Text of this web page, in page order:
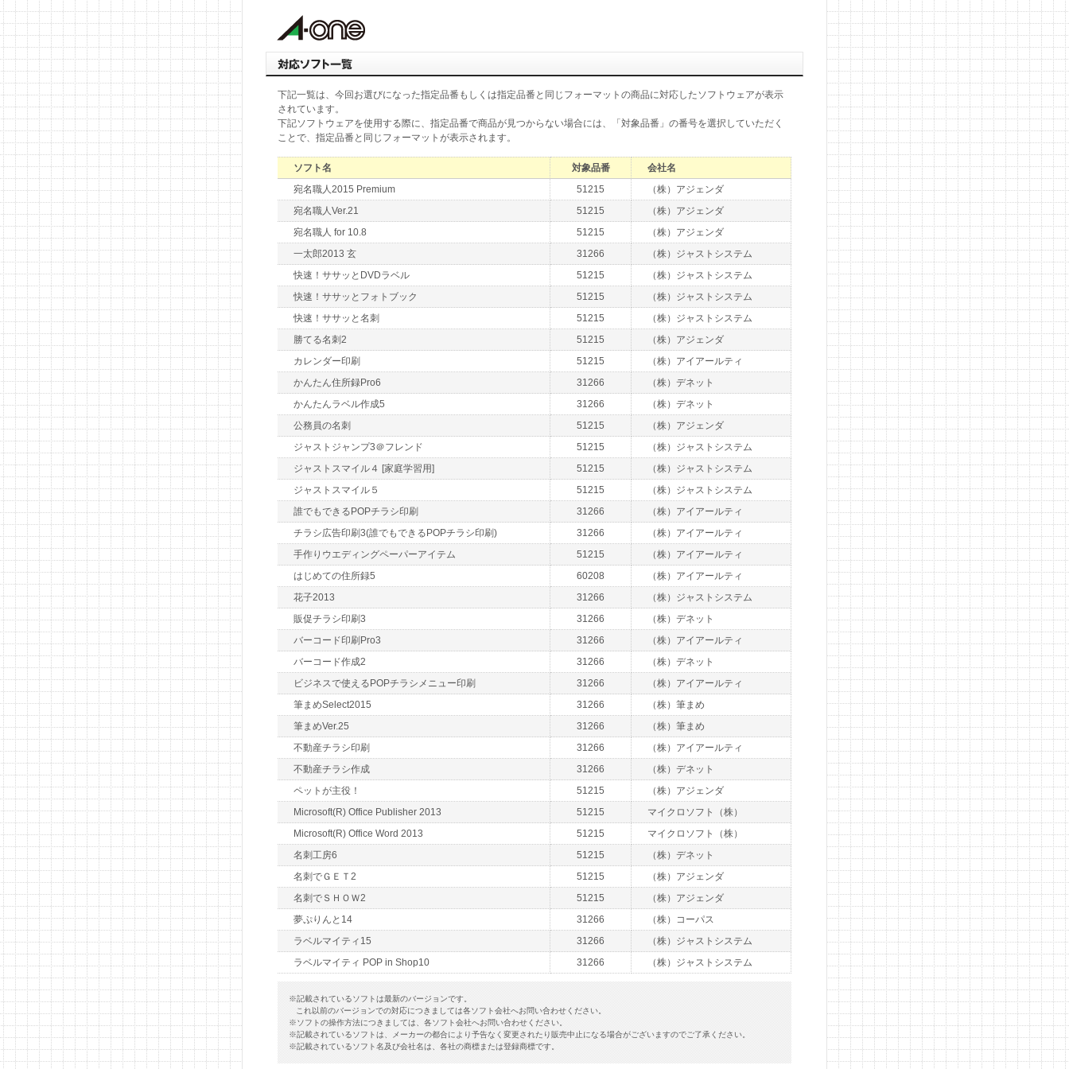
下記一覧は、今回お選びになった指定品番もしくは指定品番と同じフォーマットの商品に対応したソフトウェアが表示
されています。
下記ソフトウェアを使用する際に、指定品番で商品が見つからない場合には、「対象品番」の番号を選択していただく
ことで、指定品番と同じフォーマットが表示されます。
ソフト名 対象品番
会社名
宛名職人2015 Premium
51215
（株）アジェンダ
宛名職人Ver.21
51215
（株）アジェンダ
宛名職人 for 10.8
51215
（株）アジェンダ
一太郎2013 玄
31266
（株）ジャストシステム
快速！ササッとDVDラベル
51215
（株）ジャストシステム
快速！ササッとフォトブック
51215
（株）ジャストシステム
快速！ササッと名刺
51215
（株）ジャストシステム
勝てる名刺2
51215
（株）アジェンダ
カレンダー印刷
51215
（株）アイアールティ
かんたん住所録Pro6
31266
（株）デネット
かんたんラベル作成5
31266
（株）デネット
公務員の名刺
51215
（株）アジェンダ
ジャストジャンプ3＠フレンド
51215
（株）ジャストシステム
ジャストスマイル４ [家庭学習用]
51215
（株）ジャストシステム
ジャストスマイル５
51215
（株）ジャストシステム
誰でもできるPOPチラシ印刷
31266
（株）アイアールティ
チラシ広告印刷3(誰でもできるPOPチラシ印刷)
31266
（株）アイアールティ
手作りウエディングペーパーアイテム
51215
（株）アイアールティ
はじめての住所録5
60208
（株）アイアールティ
花子2013
31266
（株）ジャストシステム
販促チラシ印刷3
31266
（株）デネット
バーコード印刷Pro3
31266
（株）アイアールティ
バーコード作成2
31266
（株）デネット
ビジネスで使えるPOPチラシメニュー印刷
31266
（株）アイアールティ
筆まめSelect2015
31266
（株）筆まめ
筆まめVer.25
31266
（株）筆まめ
不動産チラシ印刷
31266
（株）アイアールティ
不動産チラシ作成
31266
（株）デネット
ペットが主役！
51215
（株）アジェンダ
Microsoft(R) Office Publisher 2013
51215
マイクロソフト（株）
Microsoft(R) Office Word 2013
51215
マイクロソフト（株）
名刺工房6
51215
（株）デネット
名刺でＧＥＴ2
51215
（株）アジェンダ
名刺でＳＨＯＷ2
51215
（株）アジェンダ
夢ぷりんと14
31266
（株）コーパス
ラベルマイティ15
31266
（株）ジャストシステム
ラベルマイティ POP in Shop10
31266 （株）ジャストシステム
※記載されているソフトは最新のバージョンです。
これ以前のバージョンでの対応につきましては各ソフト会社へお問い合わせください。
※ソフトの操作方法につきましては、各ソフト会社へお問い合わせください。
※記載されているソフトは、メーカーの都合により予告なく変更されたり販売中止になる場合がございますのでご了承ください。
※記載されているソフト名及び会社名は、各社の商標または登録商標です。